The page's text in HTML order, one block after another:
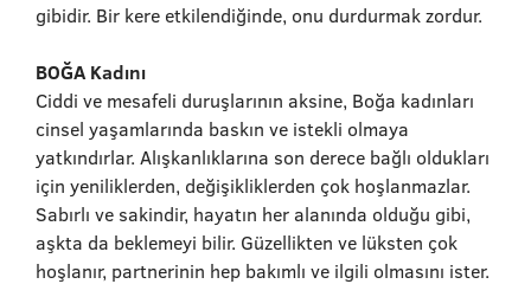
gibidir. Bir kere etkilendiğinde, onu durdurmak zordur.
BOĞA Kadını
Ciddi ve mesafeli duruşlarının aksine, Boğa kadınları
cinsel yaşamlarında baskın ve istekli olmaya
yatkındırlar. Alışkanlıklarına son derece bağlı oldukları
için yeniliklerden, değişikliklerden çok hoşlanmazlar.
Sabırlı ve sakindir, hayatın her alanında olduğu gibi,
aşkta da beklemeyi bilir. Güzellikten ve lüksten çok
hoşlanır, partnerinin hep bakımlı ve ilgili olmasını ister.